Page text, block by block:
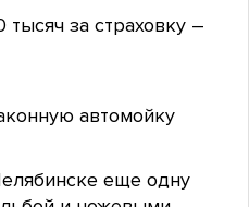
тысяч за страховку –
автомойку
еще одну